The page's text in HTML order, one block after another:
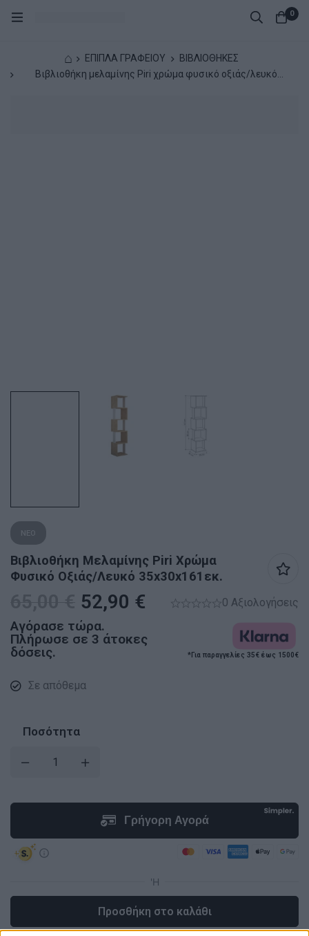
0
⌂ ΕΠΙΠΛΑ ΓΡΑΦΕΙΟΥ
ΒΙΒΛΙΟΘΗΚΕΣ
Βιβλιοθήκη μελαμίνης Piri χρώμα φυσικό οξιάς/λευκό
ΝΕΟ
Βιβλιοθήκη Μελαμίνης Piri Χρώμα
Φυσικό Οξιάς/λευκό 35x30x161εκ.
52,90 € 0 Αξιολογήσεις
Αγόρασε τώρα.
Πλήρωσε σε 3 άτοκες
δόσεις.
*Για παραγγελίες 35€ έως 1500€
Σε απόθεμα
Ποσότητα
Προσθήκη στο καλάθι